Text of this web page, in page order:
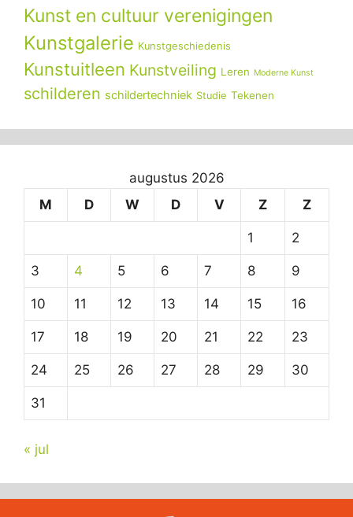
Kunst en cultuur verenigingen
Kunstgalerie Kunstgeschiedenis
Kunstuitleen Kunstveiling Leren Moderne Kunst
schilderen schildertechniek Studie Tekenen
augustus 2026
M
D W D V Z Z
1 2
3 4 5 6 7 8 9
10 11 12 13 14 15 16
17 18 19 20 21 22 23
24 25 26 27 28 29 30
31
« jul